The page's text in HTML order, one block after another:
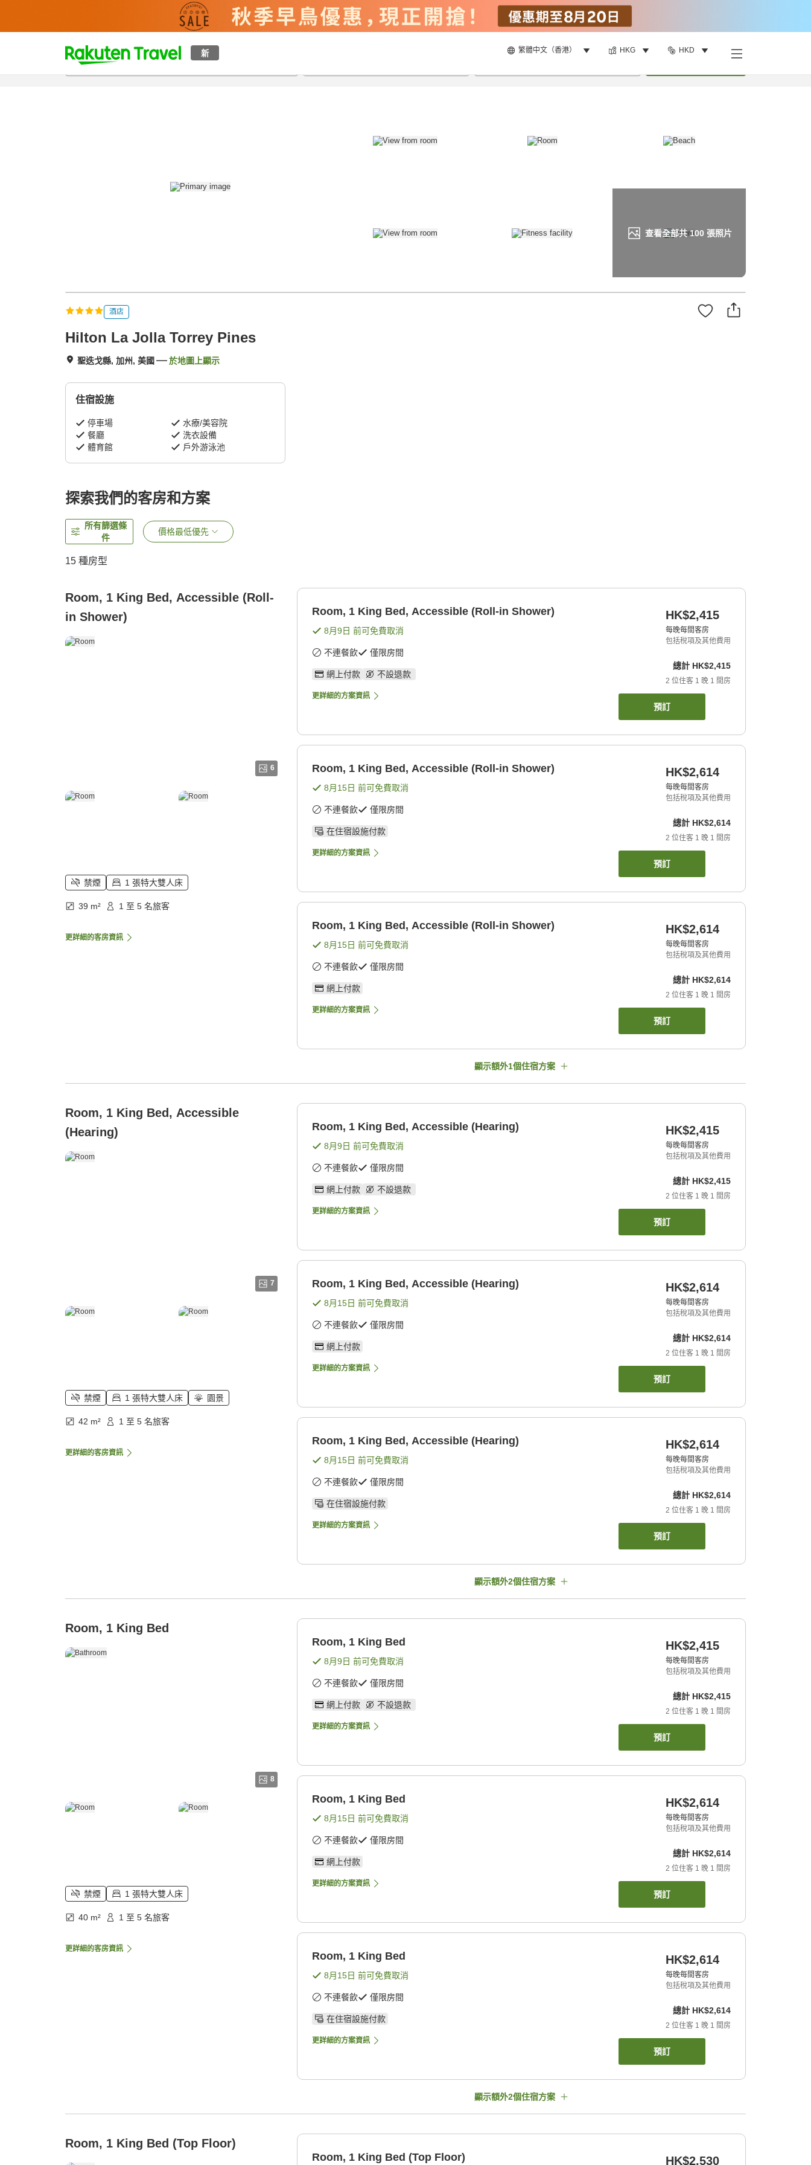
新 繁體中文（香港） HKG HKD
t
p
查看全部共100張照片
概覽房間及住宿方案 評價設施
酒店
Hilton La Jolla Torrey Pines
聖迭戈縣, 加州, 美國 於地圖上顯示
住宿設施
停車場
水療/美容院
餐廳
洗衣設備
體育館
戶外游泳池
探索我們的客房和方案
所有篩選條
件
價格最低優先
15 種房型
Room, 1 King Bed, Accessible (Roll-
in Shower)
6
禁煙 1 張特大雙人床
39 m² 1 至 5 名旅客
更詳細的客房資訊
Room, 1 King Bed, Accessible (Roll-in Shower)
8月9日 前可免費取消
不連餐飲 僅限房間
網上付款 不設退款
更詳細的方案資訊
HK$2,415
每晚每間客房
包括稅項及其他費用
總計 HK$2,415
2 位住客 1 晚 1 間房
預訂
Room, 1 King Bed, Accessible (Roll-in Shower)
8月15日 前可免費取消
不連餐飲 僅限房間
在住宿設施付款
更詳細的方案資訊
HK$2,614
每晚每間客房
包括稅項及其他費用
總計 HK$2,614
2 位住客 1 晚 1 間房
預訂
Room, 1 King Bed, Accessible (Roll-in Shower)
8月15日 前可免費取消
不連餐飲 僅限房間
網上付款
更詳細的方案資訊
HK$2,614
每晚每間客房
包括稅項及其他費用
總計 HK$2,614
2 位住客 1 晚 1 間房
預訂
顯示額外1個住宿方案
Room, 1 King Bed, Accessible
(Hearing)
7
禁煙 1 張特大雙人床 園景
42 m² 1 至 5 名旅客
更詳細的客房資訊
Room, 1 King Bed, Accessible (Hearing)
8月9日 前可免費取消
不連餐飲 僅限房間
網上付款 不設退款
更詳細的方案資訊
HK$2,415
每晚每間客房
包括稅項及其他費用
總計 HK$2,415
2 位住客 1 晚 1 間房
預訂
Room, 1 King Bed, Accessible (Hearing)
8月15日 前可免費取消
不連餐飲 僅限房間
網上付款
更詳細的方案資訊
HK$2,614
每晚每間客房
包括稅項及其他費用
總計 HK$2,614
2 位住客 1 晚 1 間房
預訂
Room, 1 King Bed, Accessible (Hearing)
8月15日 前可免費取消
不連餐飲 僅限房間
在住宿設施付款
更詳細的方案資訊
HK$2,614
每晚每間客房
包括稅項及其他費用
總計 HK$2,614
2 位住客 1 晚 1 間房
預訂
顯示額外2個住宿方案
Room, 1 King Bed
8
禁煙 1 張特大雙人床
40 m² 1 至 5 名旅客
更詳細的客房資訊
Room, 1 King Bed
8月9日 前可免費取消
不連餐飲 僅限房間
網上付款 不設退款
更詳細的方案資訊
HK$2,415
每晚每間客房
包括稅項及其他費用
總計 HK$2,415
2 位住客 1 晚 1 間房
預訂
Room, 1 King Bed
8月15日 前可免費取消
不連餐飲 僅限房間
網上付款
更詳細的方案資訊
HK$2,614
每晚每間客房
包括稅項及其他費用
總計 HK$2,614
2 位住客 1 晚 1 間房
預訂
Room, 1 King Bed
8月15日 前可免費取消
不連餐飲 僅限房間
在住宿設施付款
更詳細的方案資訊
HK$2,614
每晚每間客房
包括稅項及其他費用
總計 HK$2,614
2 位住客 1 晚 1 間房
預訂
顯示額外2個住宿方案
Room, 1 King Bed (Top Floor)
Room, 1 King Bed (Top Floor) HK$2,530